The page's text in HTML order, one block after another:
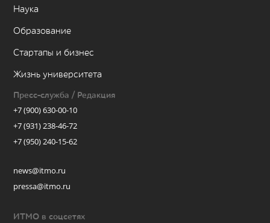
Наука
Образование
Стартапы и бизнес
Жизнь университета
Пресс-служба / Редакция
+7 (900) 630-00-10
+7 (931) 238-46-72
+7 (950) 240-15-62
news@itmo.ru
pressa@itmo.ru
ИТМО в соцсетях